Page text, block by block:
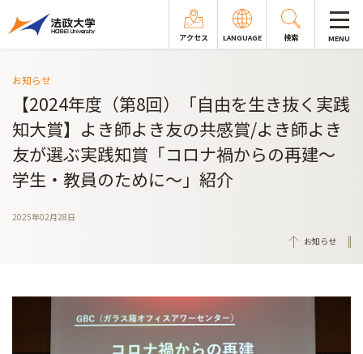
アクセス LANGUAGE 検索 MENU
お知らせ
【2024年度（第8回）「自由を生き抜く実践
知大賞】よき師よき友の共感賞/よき師よき
友が選ぶ実践知賞「コロナ禍からの再建～
学生・教員のために～」紹介
2025年02月28日
お知らせ